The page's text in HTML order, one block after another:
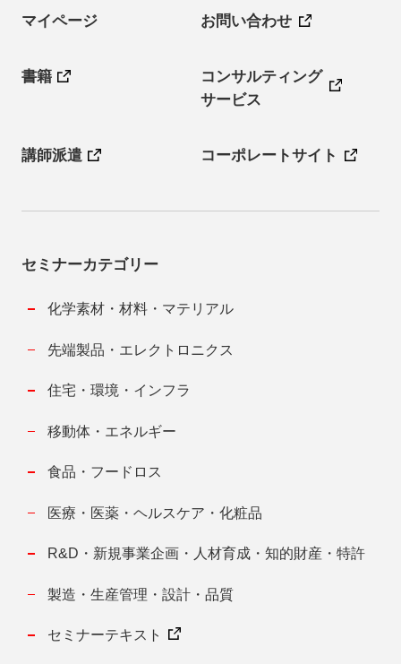
マイページ お問い合わせ
書籍
コンサルティング
サービス
講師派遣 コーポレートサイト
セミナーカテゴリー
化学素材・材料・マテリアル
先端製品・エレクトロニクス
住宅・環境・インフラ
移動体・エネルギー
食品・フードロス
医療・医薬・ヘルスケア・化粧品
R&D・新規事業企画・人材育成・知的財産・特許
製造・生産管理・設計・品質
セミナーテキスト